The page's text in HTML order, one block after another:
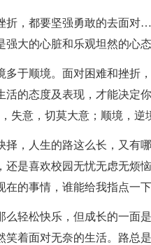
折，都要坚强勇敢的去面
大的心脏和乐观坦然的心态
多于顺境。面对困难和挫折
的态度及表现，才能决定
失意，切莫大意；顺境，逆
择，人生的路这么长，又有
是喜欢校园无忧无虑无烦
的事情，谁能给我指点一下
轻松快乐，但成长的一面
着面对无奈的生活。路总